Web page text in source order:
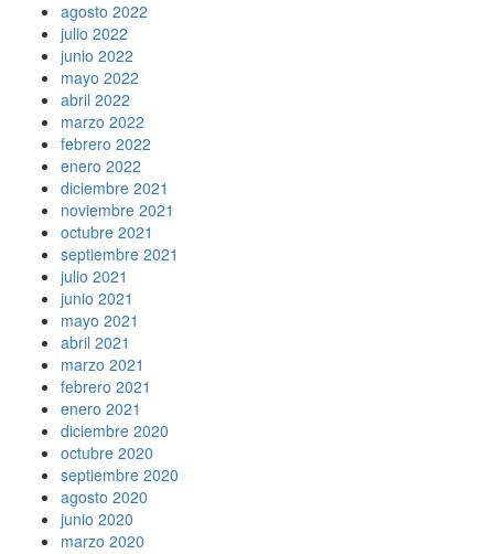
agosto 2022
julio 2022
junio 2022
mayo 2022
abril 2022
marzo 2022
febrero 2022
enero 2022
diciembre 2021
noviembre 2021
octubre 2021
septiembre 2021
julio 2021
junio 2021
mayo 2021
abril 2021
marzo 2021
febrero 2021
enero 2021
diciembre 2020
octubre 2020
septiembre 2020
agosto 2020
junio 2020
marzo 2020